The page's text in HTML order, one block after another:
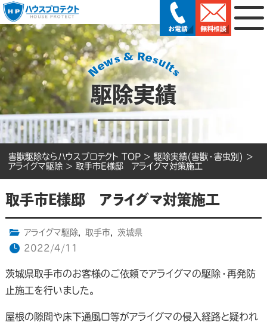
駆除実績
害獣駆除ならハウスプロテクト TOP > 駆除実績(害獣・害虫別) >
アライグマ駆除 > 取手市E様邸 アライグマ対策施工
取手市E様邸 アライグマ対策施工
アライグマ駆除, 取手市,
茨城県
2022/4/11
茨城県取手市のお客様のご依頼でアライグマの駆除・再発防
止施工を行いました。
屋根の隙間や床下通風口等がアライグマの侵入経路と疑われ